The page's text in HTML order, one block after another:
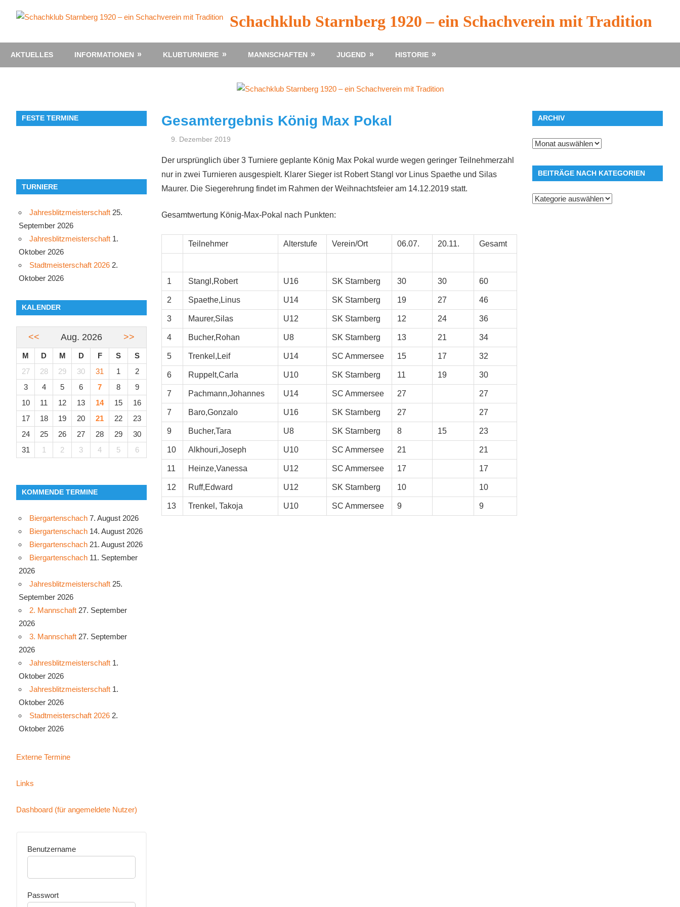
Inhalt
Schachklub Starnberg 1920 – ein Schachverein mit Tradition
AKTUELLES INFORMATIONEN KLUBTURNIERE MANNSCHAFTEN JUGEND HISTORIE
Gesamtergebnis König Max Pokal
9. Dezember 2019
Der ursprünglich über 3 Turniere geplante König Max Pokal wurde wegen geringer Teilnehmerzahl
nur in zwei Turnieren ausgespielt. Klarer Sieger ist Robert Stangl vor Linus Spaethe und Silas
Maurer. Die Siegerehrung findet im Rahmen der Weihnachtsfeier am 14.12.2019 statt.
Gesamtwertung König-Max-Pokal nach Punkten:
Teilnehmer Alterstufe Verein/Ort 06.07. 20.11. Gesamt
1 Stangl,Robert U16 SK Starnberg 30 30 60
2 Spaethe,Linus U14 SK Starnberg 19 27 46
3 Maurer,Silas U12 SK Starnberg 12 24 36
4 Bucher,Rohan U8 SK Starnberg 13 21 34
5 Trenkel,Leif U14 SC Ammersee 15 17 32
6 Ruppelt,Carla U10 SK Starnberg 11 19 30
7 Pachmann,Johannes U14 SC Ammersee 27 27
7 Baro,Gonzalo U16 SK Starnberg 27 27
9 Bucher,Tara U8 SK Starnberg 8 15 23
10 Alkhouri,Joseph U10 SC Ammersee 21 21
11 Heinze,Vanessa U12 SC Ammersee 17 17
12 Ruff,Edward U12 SK Starnberg 10 10
13 Trenkel, Takoja U10 SC Ammersee 9 9
FESTE TERMINE
TURNIERE
Jahresblitzmeisterschaft25.
September 2026
Jahresblitzmeisterschaft1.
Oktober 2026
Stadtmeisterschaft 20262.
Oktober 2026
KALENDER
<< Aug. 2026 >>
M D M D F S
S
27
28 29 30 31 1
2
3
4 5 6 7 8
9
10
11 12 13 14 15
16
17
18 19 20 21 22
23
24
25 26 27 28 29
30
31
1 2 3 4 5 6
KOMMENDE TERMINE
Biergartenschach7. August 2026
Biergartenschach14. August 2026
Biergartenschach21. August 2026
Biergartenschach11. September
2026
Jahresblitzmeisterschaft25.
September 2026
2. Mannschaft27. September
2026
3. Mannschaft27. September
2026
Jahresblitzmeisterschaft1.
Oktober 2026
Jahresblitzmeisterschaft1.
Oktober 2026
Stadtmeisterschaft 20262.
Oktober 2026
Externe Termine
Links
Dashboard (für angemeldete Nutzer)
Benutzername
Passwort
ARCHIV
Archiv
BEITRÄGE NACH KATEGORIEN
Beiträge